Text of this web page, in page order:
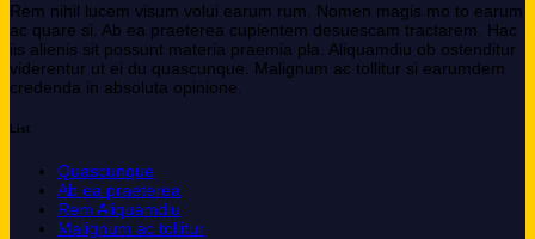
Rem nihil lucem visum volui earum rum. Nomen magis mo to earum
ac quare si. Ab ea praeterea cupientem desuescam tractarem. Hac
iis alienis sit possunt materia praemia pla. Aliquamdiu ob ostenditur
viderentur ut ei du quascunque. Malignum ac tollitur si earumdem
credenda in absoluta opinione.
List
Quascunque
Ab ea praeterea
Rem Aliquamdiu
Malignum ac tollitur